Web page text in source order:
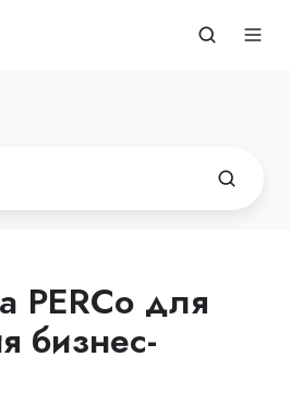
PERCo для
бизнес-